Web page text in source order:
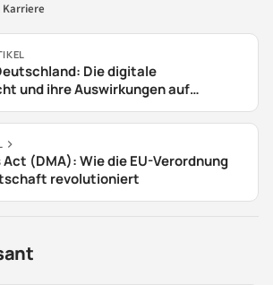
Karriere
Die digitale
und ihre Auswirkungen auf
(DMA): Wie die EU-Verordnung
revolutioniert